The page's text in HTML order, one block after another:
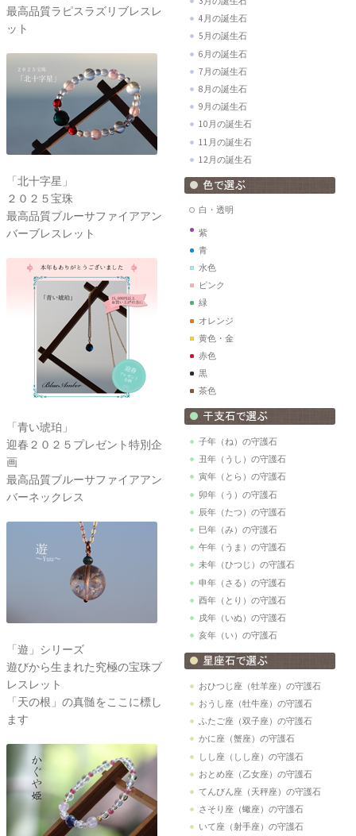
最高品質ラピスラズリブレスレ
ット
「北十字星」
２０２５宝珠
最高品質ブルーサファイアアン
バーブレスレット
「青い琥珀」
迎春２０２５プレゼント特別企
画
最高品質ブルーサファイアアン
バーネックレス
「遊」シリーズ
遊びから生まれた究極の宝珠ブ
レスレット
「天の根」の真髄をここに標し
ます
4月の誕生石
5月の誕生石
6月の誕生石
7月の誕生石
8月の誕生石
9月の誕生石
10月の誕生石
11月の誕生石
12月の誕生石
白・透明
紫
青
水色
ピンク
緑
オレンジ
黄色・金
赤色
黒
茶色
子年（ね）の守護石
丑年（うし）の守護石
寅年（とら）の守護石
卯年（う）の守護石
辰年（たつ）の守護石
巳年（み）の守護石
午年（うま）の守護石
未年（ひつじ）の守護石
申年（さる）の守護石
酉年（とり）の守護石
戌年（いぬ）の守護石
亥年（い）の守護石
おひつじ座（牡羊座）の守護石
おうし座（牡牛座）の守護石
ふたご座（双子座）の守護石
かに座（蟹座）の守護石
しし座（しし座）の守護石
おとめ座（乙女座）の守護石
てんびん座（天秤座）の守護石
さそり座（蠍座）の守護石
いて座（射手座）の守護石